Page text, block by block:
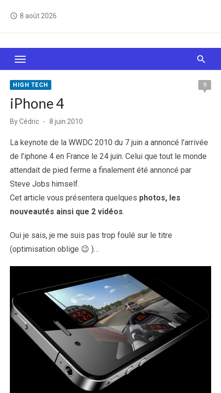
access_time 8 août 2026
Le Web, c'est comme une boîte de chocolats… On
sait jamais sur quoi on va tomber !
HIGH TECH 9
iPhone 4
ByCédric
Posted
8 juin 2010
La keynote de la WWDC 2010 du 7 juin a annoncé l’arrivée
de l’iphone 4 en France le 24 juin. Celui que tout le monde
attendait de pied ferme a finalement été annoncé par
Steve Jobs himself.
Cet article vous présentera quelques photos, les
nouveautés ainsi que 2 vidéos.
Oui je sais, je me suis pas trop foulé sur le titre
(optimisation oblige 😉 )…